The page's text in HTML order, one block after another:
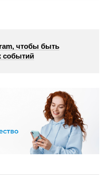
чтобы быть
событий